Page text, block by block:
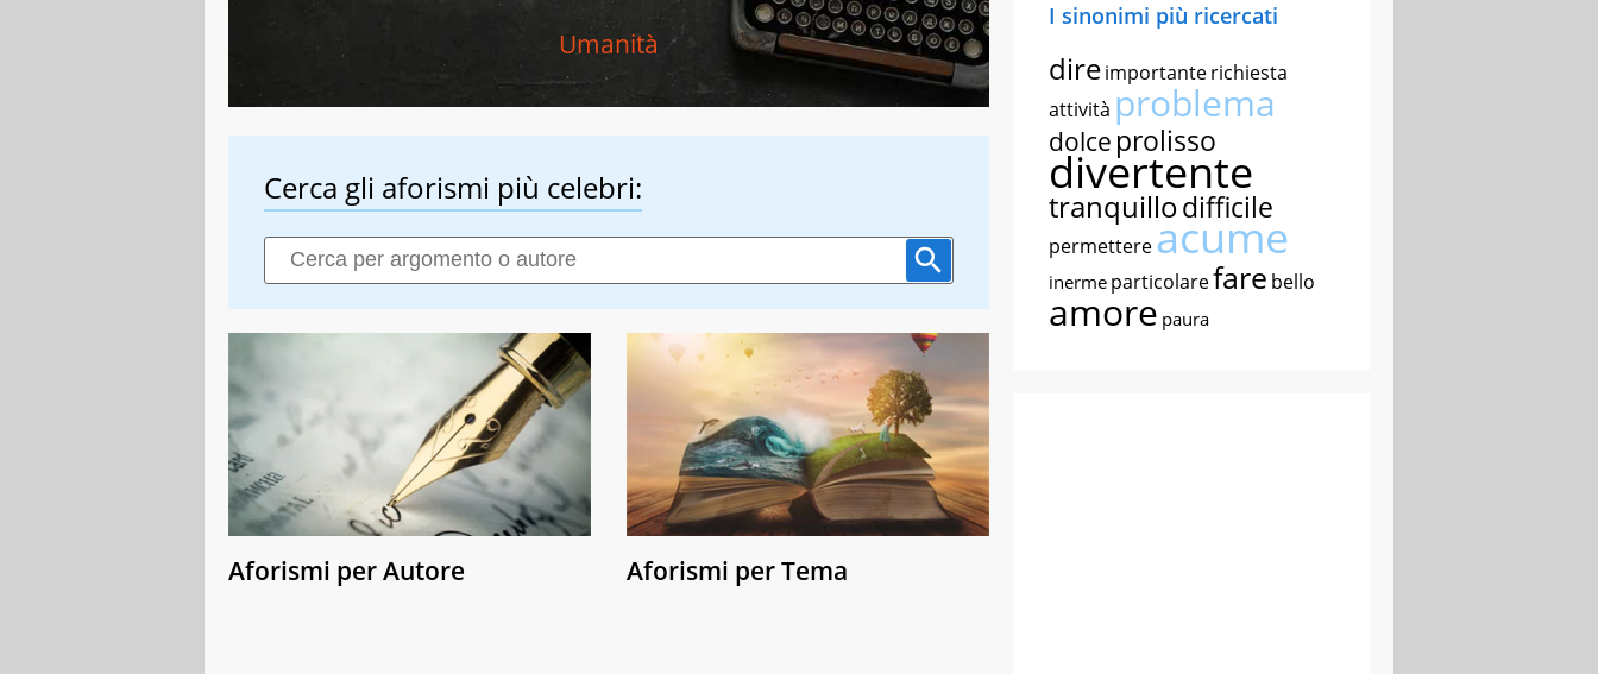
Umanità
Cerca gli aforismi più celebri:
Aforismi per Autore Aforismi per Tema
I sinonimi più ricercati
direimportanterichiesta
attività problema
dolce prolisso
divertente
tranquillodifficile
permettereacume
inerme particolarefare bello
amore paura